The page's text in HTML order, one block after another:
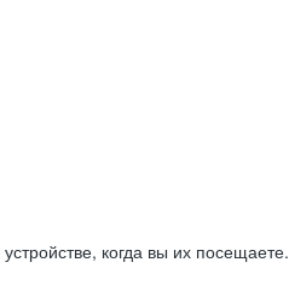
когда вы их посещаете.